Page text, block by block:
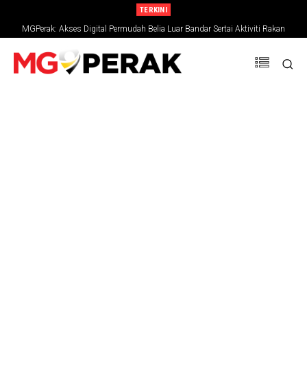
TERKINI
MGPerak: Akses Digital Permudah Belia Luar Bandar Sertai Aktiviti Rakan
Muda